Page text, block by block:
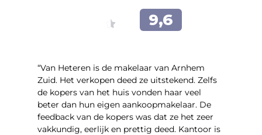
“Van Heteren is de makelaar van Arnhem
Zuid. Het verkopen deed ze uitstekend. Zelfs
de kopers van het huis vonden haar veel
beter dan hun eigen aankoopmakelaar. De
feedback van de kopers was dat ze het zeer
vakkundig, eerlijk en prettig deed. Kantoor is